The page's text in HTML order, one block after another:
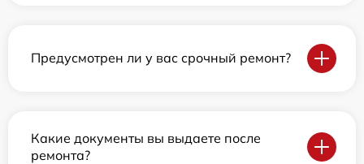
Предусмотрен ли у вас срочный ремонт?
Какие документы вы выдаете после
ремонта?